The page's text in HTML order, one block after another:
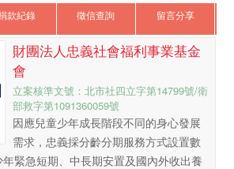
款紀錄 徵信查詢 留言分享
財團法人忠義社會福利事業基金
會
立案核準文號：北市社四立字第14799號/衛
部救字第1091360059號
因應兒童少年成長階段不同的身心發展
需求，忠義採分齡分期服務方式設置數
緊急短期、中長期安置及國內外收出養